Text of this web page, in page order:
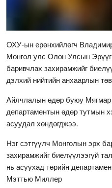
ОХУ-ын ерөнхийлөгч
Монгол улс Олон Улсын
баривчлах захирамжийг
дэлхий нийтийн анхаарлын
Айлчлалын өдөр буюу Мягмар
департаментын өдөр тутмын
асуудал хөндөгджээ.
Нэг сэтгүүлч Монголын эрх
захирамжийг биелүүлээгүй
нь асуухад төрийн
Мэттью Миллер